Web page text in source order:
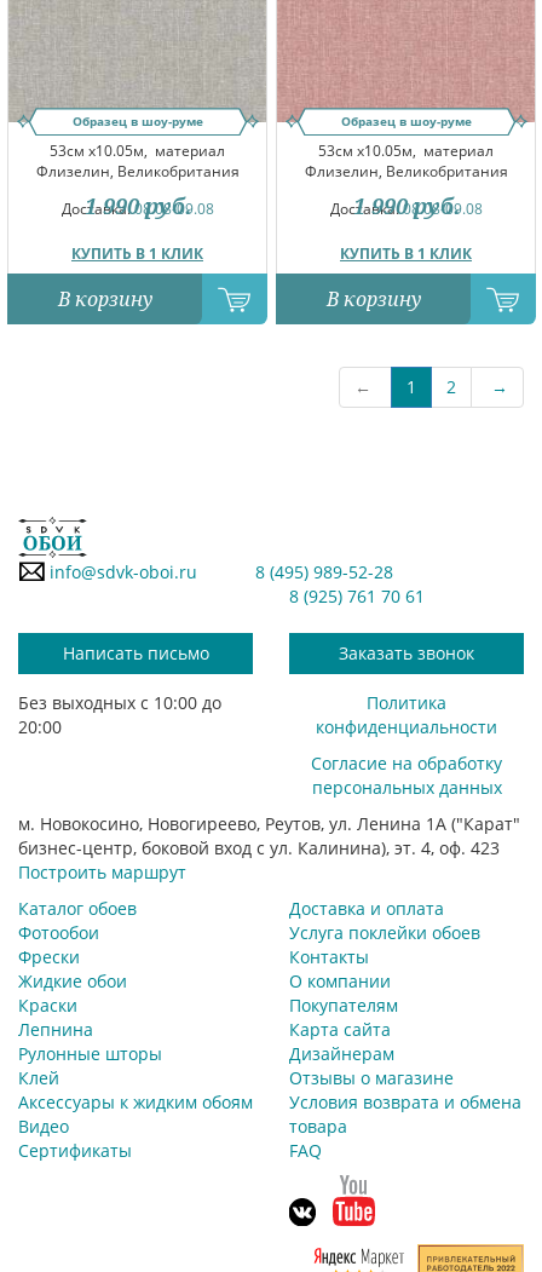
Образец в шоу-руме
53см x10.05м, материал
Флизелин, Великобритания
Доставка:08.08-09.08
КУПИТЬ В 1 КЛИК
1 990 руб.
В корзину
Образец в шоу-руме
53см x10.05м, материал
Флизелин, Великобритания
Доставка:08.08-09.08
КУПИТЬ В 1 КЛИК
1 990 руб.
В корзину
← 1 2 →
info@sdvk-oboi.ru
8 (495) 989-52-28
8 (925) 761 70 61
Написать письмо Заказать звонок
Без выходных с 10:00 до
20:00
Политика
конфиденциальности
Согласие на обработку
персональных данных
м. Новокосино, Новогиреево, Реутов, ул. Ленина 1А ("Карат"
бизнес-центр, боковой вход с ул. Калинина), эт. 4, оф. 423
Построить маршрут
Каталог обоев
Фотообои
Фрески
Жидкие обои
Краски
Лепнина
Рулонные шторы
Клей
Аксессуары к жидким обоям
Видео
Сертификаты
Доставка и оплата
Услуга поклейки обоев
Контакты
О компании
Покупателям
Карта сайта
Дизайнерам
Отзывы о магазине
Условия возврата и обмена
товара
FAQ